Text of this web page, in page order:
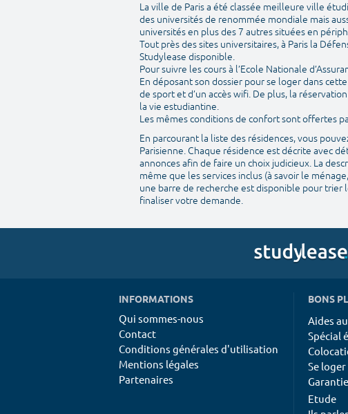
La ville de Paris a été classée meilleure ville
des universités de renommée mondiale mais
universités en plus des 7 autres situées en
Tout près des sites universitaires, à Paris la
Studylease disponible.
Pour suivre les cours à l’Ecole Nationale
En déposant son dossier pour se loger dans
de sport et d’un accès wifi. De plus, la
la vie estudiantine.
Les mêmes conditions de confort sont offertes
En parcourant la liste des résidences, vous
Parisienne. Chaque résidence est décrite avec
annonces afin de faire un choix judicieux. La
même que les services inclus (à savoir le
une barre de recherche est disponible pour trier
finaliser votre demande.
INFORMATIONS
Qui sommes-nous
Contact
Conditions générales d'utilisation
Mentions légales
Partenaires
BONS
Aides
Spécial
Se loger
Garantie
Etude